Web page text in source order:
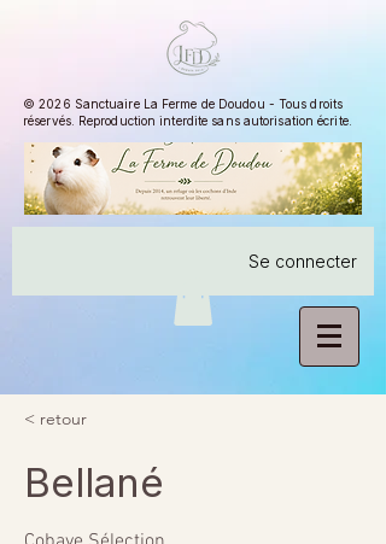
© 2026 Sanctuaire La Ferme de Doudou - Tous droits
réservés. Reproduction interdite sans autorisation écrite.
Se connecter
< retour
Bellané